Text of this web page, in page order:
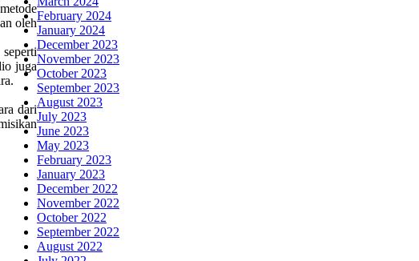
oleh
juga
dari
February 2024
January 2024
December 2023
November 2023
October 2023
September 2023
August 2023
July 2023
June 2023
May 2023
February 2023
January 2023
December 2022
November 2022
October 2022
September 2022
August 2022